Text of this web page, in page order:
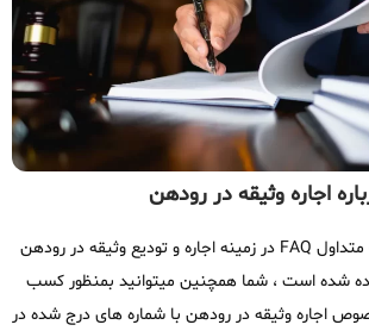
اجاره وثیقه در رودهن
در این بخش سوالات متداول FAQ در زمینه اجاره و تودیع وثیقه در رودهن
شده است ، شما همچنین میتوانید بمنظور کسب
اجاره وثیقه در رودهن با شماره های درج شده در